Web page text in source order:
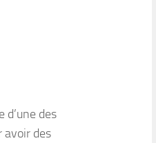
d’une des
avoir des